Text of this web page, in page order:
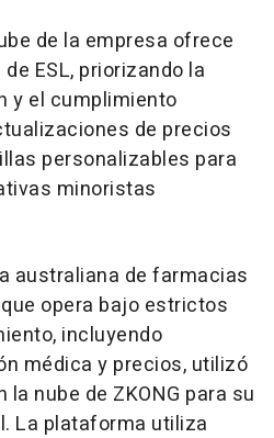
de la empresa ofrece
ESL, priorizando la
y el cumplimiento
de precios
personalizables para
minoristas
australiana de farmacias
opera bajo estrictos
incluyendo
médica y precios, utilizó
nube de ZKONG para su
La plataforma utiliza